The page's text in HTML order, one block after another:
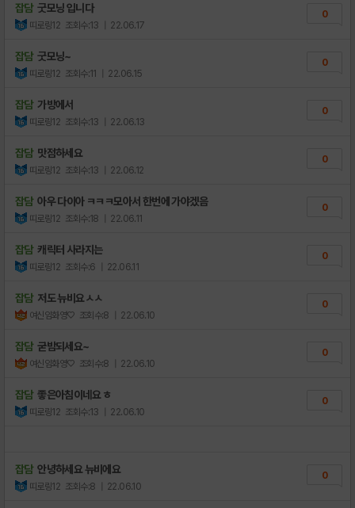
잡담 굿모닝 입니다
띠로링12 조회수:13 | 22.06.17
0
잡담 굿모닝~
띠로링12 조회수:11 | 22.06.15
0
잡담 가방에서
띠로링12 조회수:13 | 22.06.13
0
잡담 맛점하세요
띠로링12 조회수:13 | 22.06.12
0
잡담 아우 다이아 ㅋㅋㅋ모아서 한번에 가야겠음
띠로링12 조회수:18 | 22.06.11
0
잡담 캐릭터 사라지는
띠로링12 조회수:6 | 22.06.11
0
잡담 저도 뉴비요ㅅㅅ
여신임화영♡ 조회수:8 | 22.06.10
0
잡담 굳밤되세요~
여신임화영♡ 조회수:8 | 22.06.10
0
잡담 좋은아침이네요 ㅎ
띠로링12 조회수:13 | 22.06.10
0
잡담 안녕하세요 뉴비에요
띠로링12 조회수:8 | 22.06.10
0